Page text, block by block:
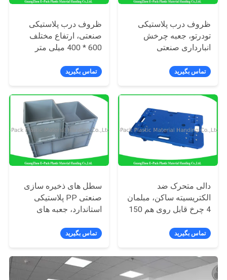
سایت
PRIVACY
POLICY
ظروف درب پلاستیکی
صنعتی، ارتفاع مختلف
600 * 400 میلی متر
تماس بگیرید
ظروف درب پلاستیکی
تودرتو، جعبه چرخش
انبارداری صنعتی
تماس بگیرید
سطل های ذخیره سازی
صنعتی PP پلاستیکی
استاندارد، جعبه های
مجدد
تماس بگیرید
دالی متحرک ضد
الکتریسیته ساکن، مبلمان
4 چرخ قابل روی هم 150
تماس بگیرید